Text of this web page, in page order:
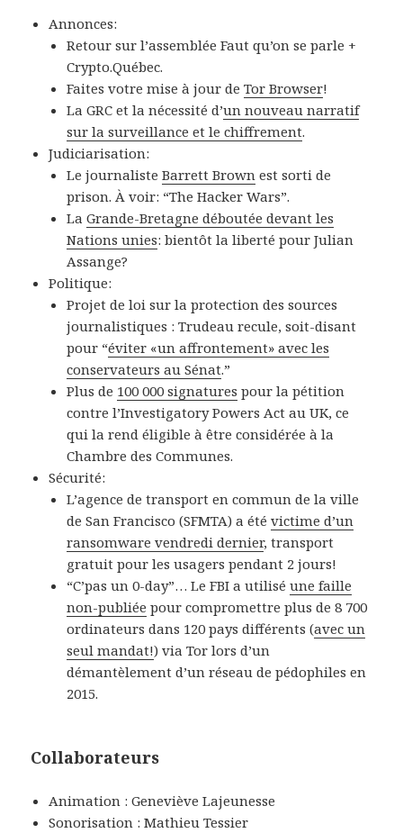
Annonces:
Retour sur l’assemblée Faut qu’on se parle +
Crypto.Québec.
Faites votre mise à jour deTor Browser!
La GRC et la nécessité d’un nouveau narratif
sur la surveillance et le chiffrement.
Judiciarisation:
Le journalisteBarrett Brown est sorti de
prison. À voir: “The Hacker Wars”.
LaGrande-Bretagne déboutée devant les
Nations unies: bientôt la liberté pour Julian
Assange?
Politique:
Projet de loi sur la protection des sources
journalistiques : Trudeau recule, soit-disant
pour “éviter «un affrontement» avec les
conservateurs au Sénat.”
Plus de 100 000 signatures pour la pétition
contre l’Investigatory Powers Act au UK, ce
qui la rend éligible à être considérée à la
Chambre des Communes.
Sécurité:
L’agence de transport en commun de la ville
de San Francisco (SFMTA) a étévictime d’un
ransomware vendredi dernier, transport
gratuit pour les usagers pendant 2 jours!
“C’pas un 0-day”… Le FBI a utiliséune faille
non-publiée pour compromettre plus de 8 700
ordinateurs dans 120 pays différents (avec un
seul mandat!) via Tor lors d’un
démantèlement d’un réseau de pédophiles en
2015.
Collaborateurs
Animation : Geneviève Lajeunesse
Sonorisation : Mathieu Tessier